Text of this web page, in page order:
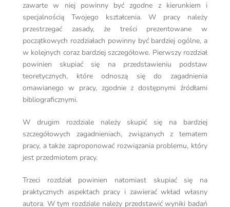
zawarte w niej powinny być zgodne z kierunkiem i
specjalnością Twojego kształcenia. W pracy należy
przestrzegać zasady, że treści prezentowane w
początkowych rozdziałach powinny być bardziej ogólne, a
w kolejnych coraz bardziej szczegółowe. Pierwszy rozdział
powinien skupiać się na przedstawieniu podstaw
teoretycznych, które odnoszą się do zagadnienia
omawianego w pracy, zgodnie z dostępnymi źródłami
bibliograficznymi.
W drugim rozdziale należy skupić się na bardziej
szczegółowych zagadnieniach, związanych z tematem
pracy, a także zaproponować rozwiązania problemu, który
jest przedmiotem pracy.
Trzeci rozdział powinien natomiast skupiać się na
praktycznych aspektach pracy i zawierać wkład własny
autora. W tym rozdziale należy przedstawić wyniki badań